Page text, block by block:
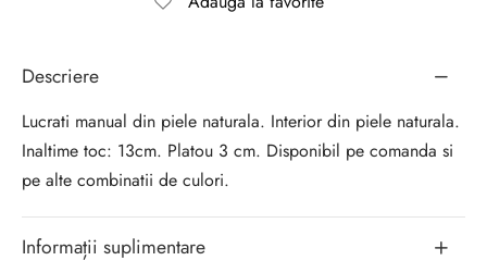
Descriere
Lucrati manual din piele naturala. Interior din piele naturala.
Inaltime toc: 13cm. Platou 3 cm. Disponibil pe comanda si
pe alte combinatii de culori.
Informații suplimentare